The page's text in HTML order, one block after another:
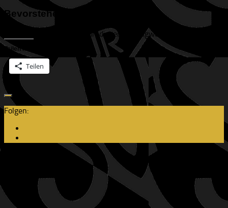
Bevorstehende Veranstaltungen
Keine Veranstaltungen mit diesem Schlagwort
Teilen mit:
Teilen
Folgen: